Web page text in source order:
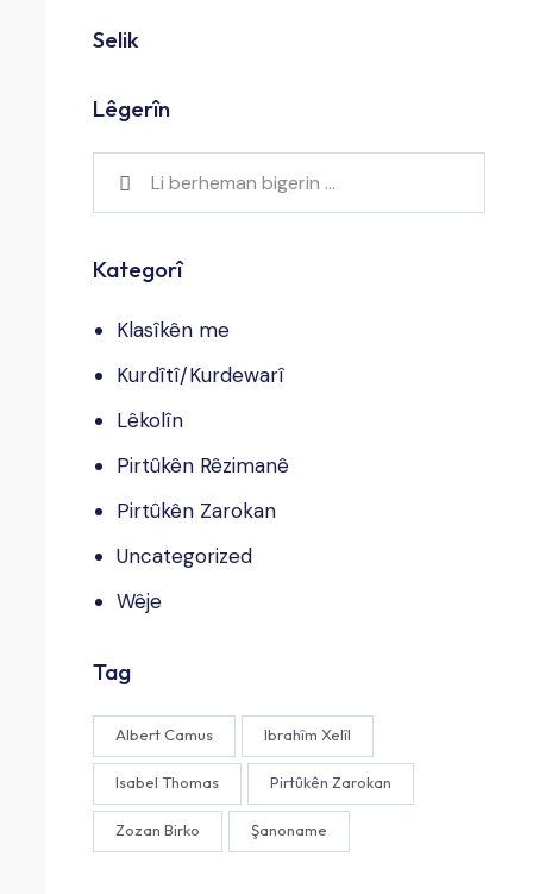
Selik
Lêgerîn
Kategorî
Klasîkên me
Kurdîtî/Kurdewarî
Lêkolîn
Pirtûkên Rêzimanê
Pirtûkên Zarokan
Uncategorized
Wêje
Tag
Albert Camus Ibrahîm Xelîl
Isabel Thomas Pirtûkên Zarokan
Zozan Birko Şanoname